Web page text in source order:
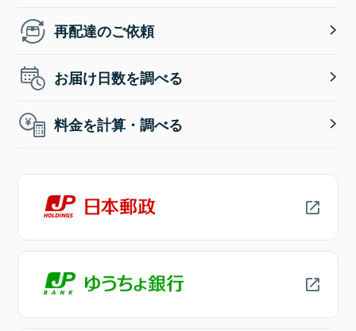
再配達のご依頼
お届け日数を調べる
料金を計算・調べる